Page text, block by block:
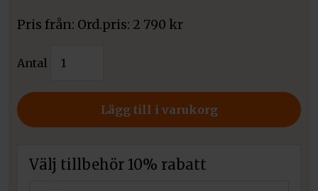
Pris från: 2 790 kr
Antal
Etanolkamin
Lägg till i varukorg
Välj tillbehör 10% rabatt